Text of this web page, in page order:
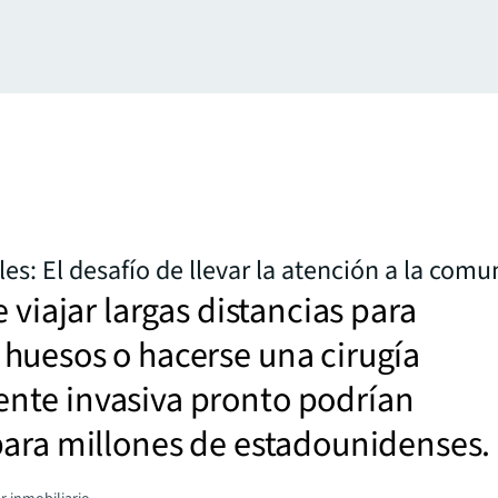
El desafío de llevar la atención a la
viajar largas distancias para
o hacerse una cirugía
invasiva pronto podrían
millones de estadounidenses.